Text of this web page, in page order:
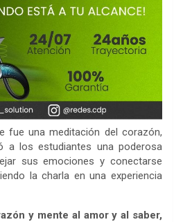
fue una meditación del corazón,
a los estudiantes una poderosa
sus emociones y conectarse
la charla en una experiencia
y mente al amor y al saber,